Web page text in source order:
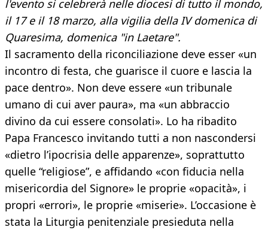
l'evento si celebrerà nelle diocesi di tutto il mondo,
il 17 e il 18 marzo, alla vigilia della IV domenica di
Quaresima, domenica "in Laetare".
Il sacramento della riconciliazione deve esser «un
incontro di festa, che guarisce il cuore e lascia la
pace dentro». Non deve essere «un tribunale
umano di cui aver paura», ma «un abbraccio
divino da cui essere consolati». Lo ha ribadito
Papa Francesco invitando tutti a non nascondersi
«dietro l’ipocrisia delle apparenze», soprattutto
quelle “religiose”, e affidando «con fiducia nella
misericordia del Signore» le proprie «opacità», i
propri «errori», le proprie «miserie». L’occasione è
stata la Liturgia penitenziale presieduta nella